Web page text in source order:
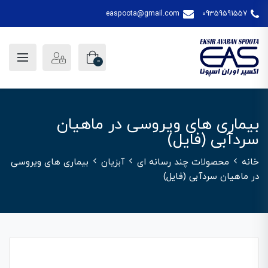
09359591557
easpoota@gmail.com
0
بیماری های ویروسی در ماهیان
سردآبی (فایل)
خانه محصولات چند رسانه ای آبزیان
بیماری های ویروسی
در ماهیان سردآبی (فایل)